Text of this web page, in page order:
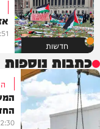
חדשות
כתבות נוספות